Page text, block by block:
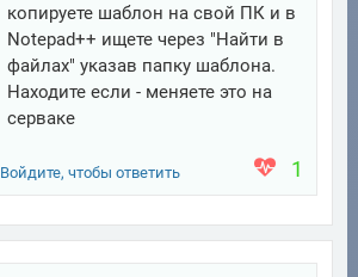
копируете шаблон на свой ПК и в
Notepad++ ищете через "Найти в
файлах" указав папку шаблона.
Находите если - меняете это на
серваке
1
Войдите, чтобы ответить